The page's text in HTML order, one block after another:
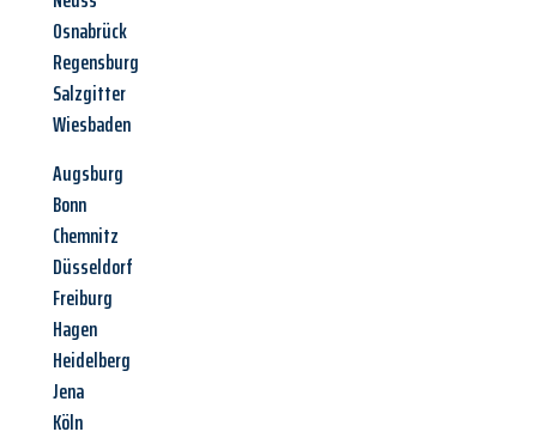
Osnabrück
Regensburg
Salzgitter
Wiesbaden
Augsburg
Bonn
Chemnitz
Düsseldorf
Freiburg
Hagen
Heidelberg
Jena
Köln